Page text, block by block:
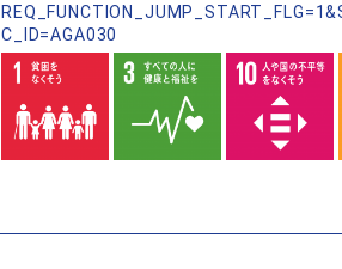
C_ID=AGA030